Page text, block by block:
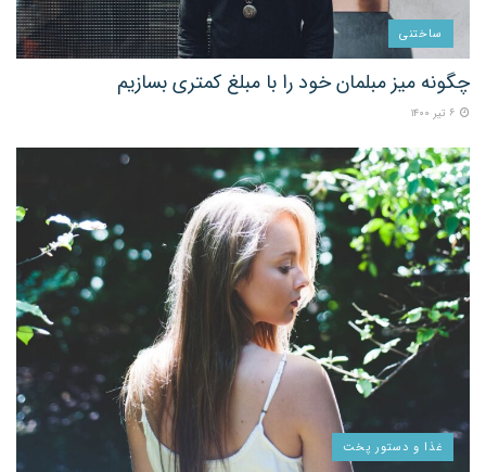
ساختنی
چگونه میز مبلمان خود را با مبلغ کمتری بسازیم
غذا و دستور پخت